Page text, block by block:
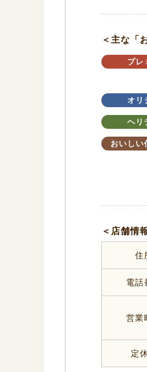
＜主な「
プレ
オリ
ヘリ
おいしい
＜店舗情
住
電話
営業
定